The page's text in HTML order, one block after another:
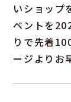
いショップ
ベントを
りで先着
ージよりお